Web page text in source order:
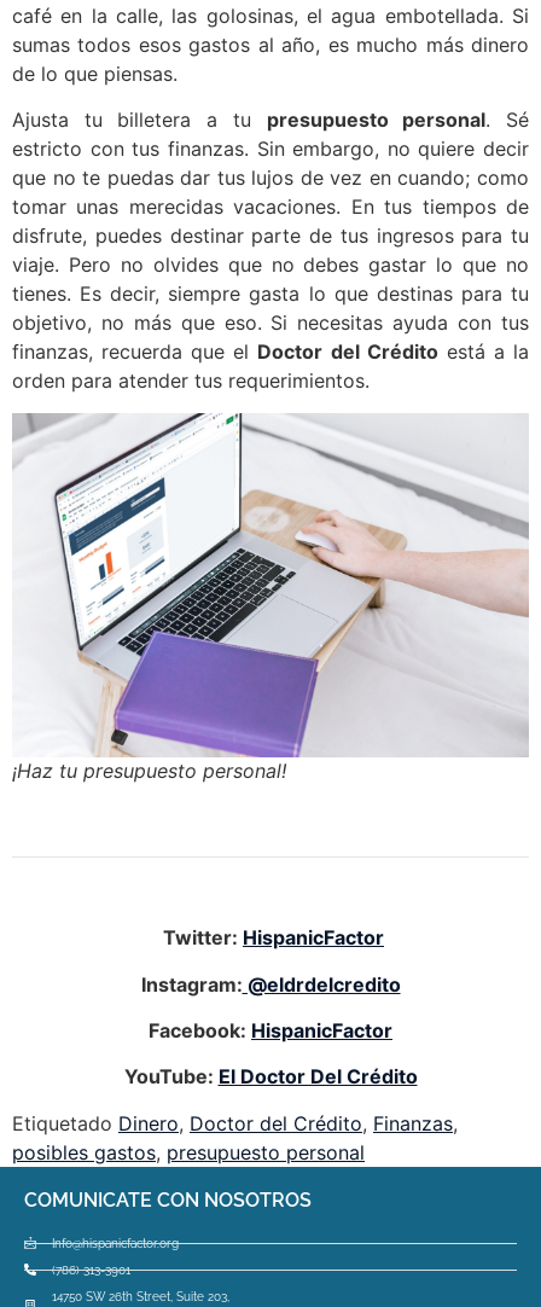
café en la calle, las golosinas, el agua embotellada. Si
sumas todos esos gastos al año, es mucho más dinero
de lo que piensas.
Ajusta tu billetera a tu presupuesto personal. Sé
estricto con tus finanzas. Sin embargo, no quiere decir
que no te puedas dar tus lujos de vez en cuando; como
tomar unas merecidas vacaciones. En tus tiempos de
disfrute, puedes destinar parte de tus ingresos para tu
viaje. Pero no olvides que no debes gastar lo que no
tienes. Es decir, siempre gasta lo que destinas para tu
objetivo, no más que eso. Si necesitas ayuda con tus
finanzas, recuerda que el Doctor del Créditoestá a la
orden para atender tus requerimientos.
¡Haz tu presupuesto personal!
Twitter: HispanicFactor
Instagram: @eldrdelcredito
Facebook: HispanicFactor
YouTube: El Doctor Del Crédito
Etiquetado Dinero, Doctor del Crédito, Finanzas,
posibles gastos, presupuesto personal
COMUNICATE CON NOSOTROS
Info@hispanicfactor.org
(786) 313-3901
14750 SW 26th Street, Suite 203,